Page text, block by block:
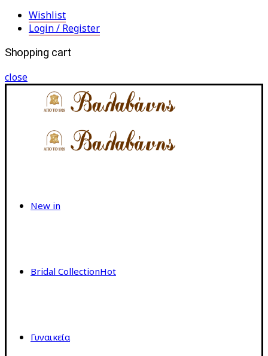
Wishlist
Login / Register
Shopping cart
close
New in
Bridal CollectionHot
Γυναικεία